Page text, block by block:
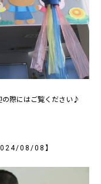
際にはご覧ください♪
08/08】